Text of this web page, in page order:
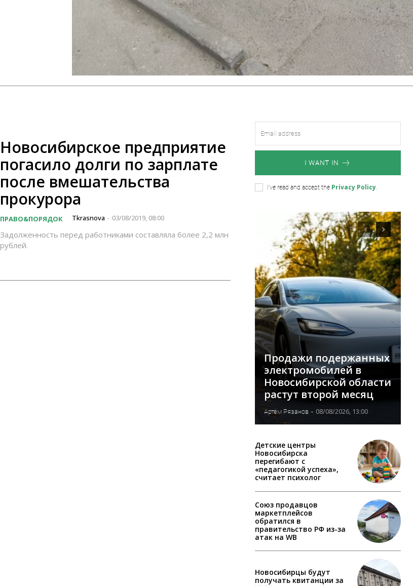
Новосибирское предприятие
погасило долги по зарплате
после вмешательства
прокурора
ПРАВО&ПОРЯДОК Tkrasnova - 03/08/2019, 08:00
Задолженность перед работниками составляла более 2,2 млн
рублей.
I WANT IN
I've read and accept the Privacy Policy
Продажи подержанных
электромобилей в
Новосибирской области
растут второй месяц
Артём Рязанов - 08/08/2026, 13:00
Детские центры
Новосибирска
перегибают с
«педагогикой успеха»,
считает психолог
Союз продавцов
маркетплейсов
обратился в
правительство РФ из-за
атак на WB
Новосибирцы будут
получать квитанции за